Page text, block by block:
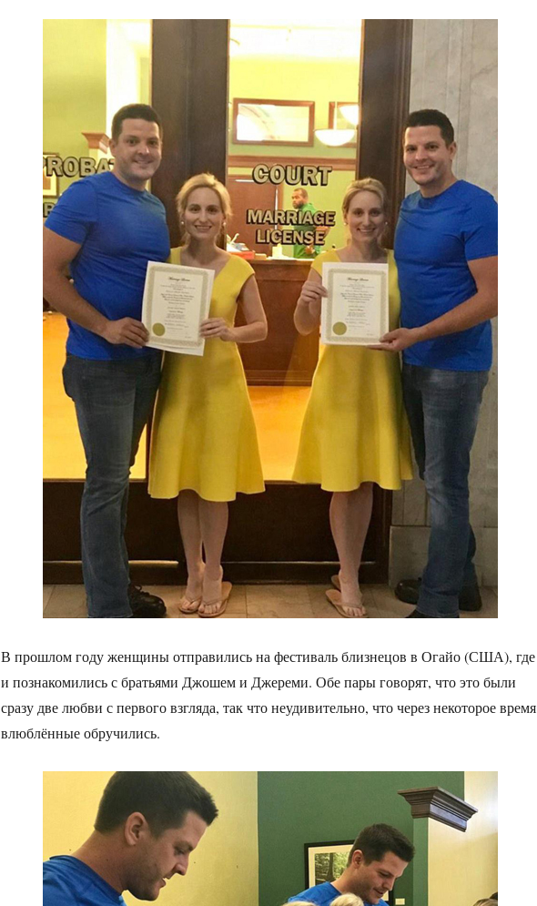
В прошлом году женщины отправились на фестиваль близнецов в Огайо (США), где
и познакомились с братьями Джошем и Джереми. Обе пары говорят, что это были
сразу две любви с первого взгляда, так что неудивительно, что через некоторое время
влюблённые обручились.